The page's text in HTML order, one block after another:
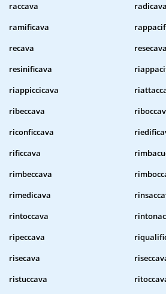
raccava
radicava
ramificava
recava
resecava
resinificava
riappiccicava
ribeccava
riconficcava
rificcava
rimbeccava
rimedicava
rintoccava
ripeccava
risecava
ristuccava